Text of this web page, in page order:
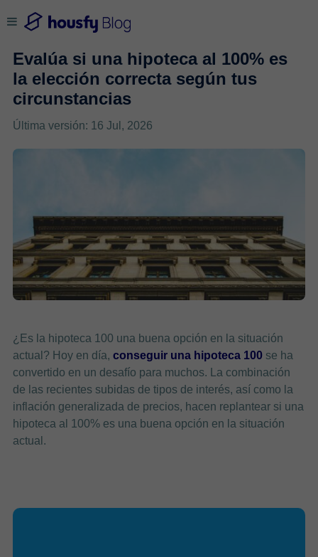
Evalúa si una hipoteca al 100% es
la elección correcta según tus
circunstancias
Última versión: 16 Jul, 2026
¿Es la hipoteca 100 una buena opción en la situación
actual? Hoy en día, conseguir una hipoteca 100 se ha
convertido en un desafío para muchos. La combinación
de las recientes subidas de tipos de interés, así como la
inflación generalizada de precios, hacen replantear si una
hipoteca al 100% es una buena opción en la situación
actual.